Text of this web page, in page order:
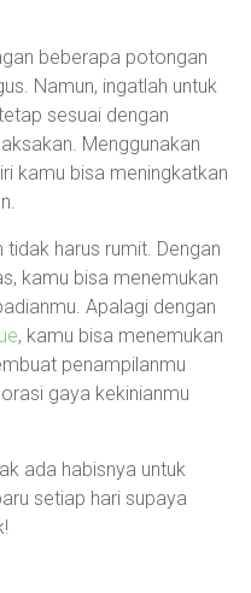
beberapa potongan
Namun, ingatlah untuk
sesuai dengan
Menggunakan
kamu bisa meningkatkan
harus rumit. Dengan
kamu bisa menemukan
Apalagi dengan
, kamu bisa menemukan
penampilanmu
gaya kekinianmu
ada habisnya untuk
setiap hari supaya